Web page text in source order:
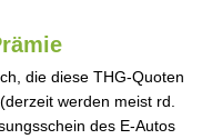
die diese THG-Quoten
werden meist rd.
des E-Autos